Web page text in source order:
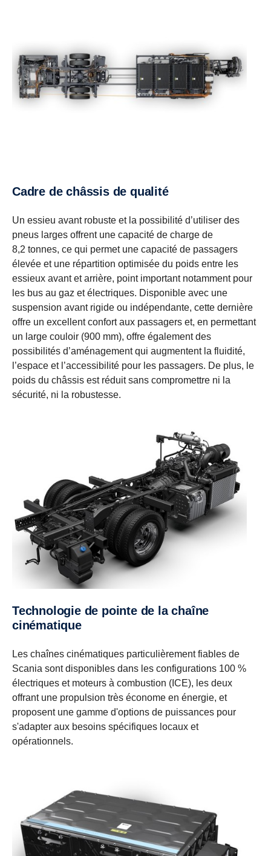
Cadre de châssis de qualité
Un essieu avant robuste et la possibilité d’utiliser des
pneus larges offrent une capacité de charge de
8,2 tonnes, ce qui permet une capacité de passagers
élevée et une répartition optimisée du poids entre les
essieux avant et arrière, point important notamment pour
les bus au gaz et électriques. Disponible avec une
suspension avant rigide ou indépendante, cette dernière
offre un excellent confort aux passagers et, en permettant
un large couloir (900 mm), offre également des
possibilités d’aménagement qui augmentent la fluidité,
l’espace et l’accessibilité pour les passagers. De plus, le
poids du châssis est réduit sans compromettre ni la
sécurité, ni la robustesse.
Technologie de pointe de la chaîne
cinématique
Les chaînes cinématiques particulièrement fiables de
Scania sont disponibles dans les configurations 100 %
électriques et moteurs à combustion (ICE), les deux
offrant une propulsion très économe en énergie, et
proposent une gamme d'options de puissances pour
s'adapter aux besoins spécifiques locaux et
opérationnels.